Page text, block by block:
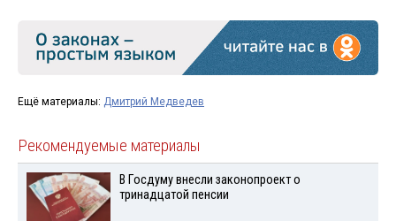
Ещё материалы: Дмитрий Медведев
Рекомендуемые материалы
В Госдуму внесли законопроект о
тринадцатой пенсии